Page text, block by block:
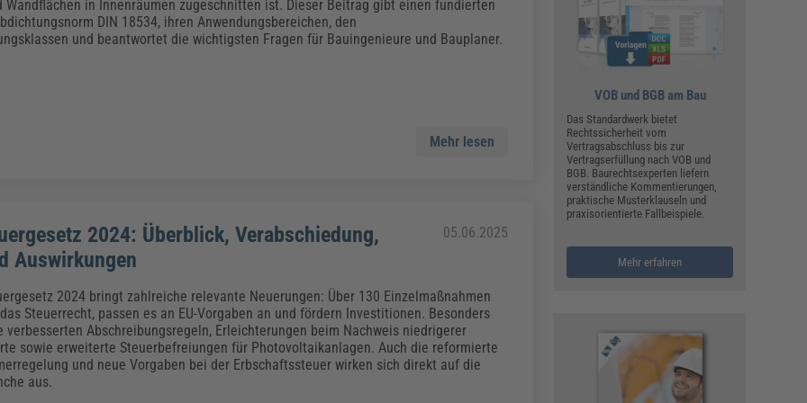
Künstliche Intelligenz
Wandflächen in Innenräumen zugeschnitten ist. Dieser Beitrag gibt einen fundierten
DIN 18534, ihren Anwendungsbereichen, den
und beantwortet die wichtigsten Fragen für Bauingenieure und Bauplaner.
Mehr lesen
2024: Überblick, Verabschiedung,
Auswirkungen
05.06.2025
2024 bringt zahlreiche relevante Neuerungen: Über 130 Einzelmaßnahmen
Steuerrecht, passen es an EU-Vorgaben an und fördern Investitionen. Besonders
verbesserten Abschreibungsregeln, Erleichterungen beim Nachweis niedrigerer
sowie erweiterte Steuerbefreiungen für Photovoltaikanlagen. Auch die reformierte
und neue Vorgaben bei der Erbschaftssteuer wirken sich direkt auf die
aus.
VOB und BGB am Bau
Das Standardwerk bietet
Rechtssicherheit vom
Vertragsabschluss bis zur
Vertragserfüllung nach VOB und
BGB. Baurechtsexperten liefern
verständliche Kommentierungen,
praktische Musterklauseln und
praxisorientierte Fallbeispiele.
Mehr erfahren